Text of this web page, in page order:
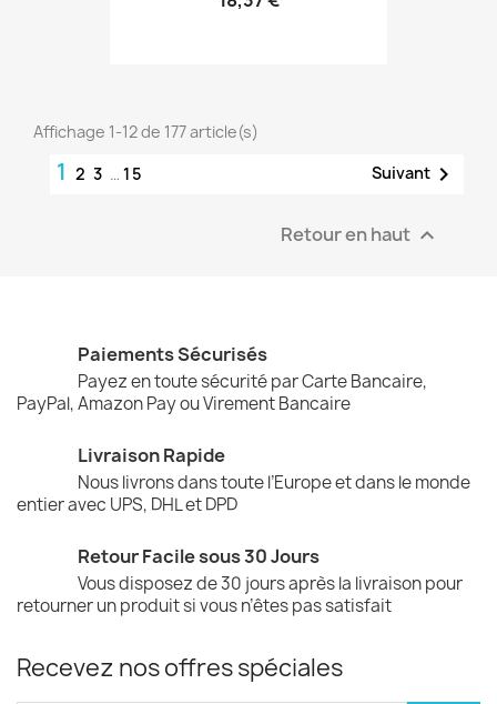
Affichage 1-12 de 177 article(s)
1 2 3 … 15 Suivant 
Retour en haut 
Paiements Sécurisés
Payez en toute sécurité par Carte Bancaire,
PayPal, Amazon Pay ou Virement Bancaire
Livraison Rapide
Nous livrons dans toute l’Europe et dans le monde
entier avec UPS, DHL et DPD
Retour Facile sous 30 Jours
Vous disposez de 30 jours après la livraison pour
retourner un produit si vous n’êtes pas satisfait
Recevez nos offres spéciales